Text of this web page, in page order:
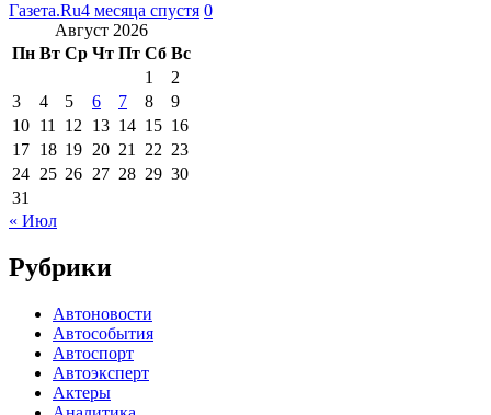
Газета.Ru4 месяца спустя 0
Август 2026
Пн Вт Ср Чт Пт Сб Вс
1
2
3
4 5 6 7 8
9
10 11 12 13 14 15 16
17 18 19 20 21 22 23
24 25 26 27 28 29 30
31
« Июл
Рубрики
Автоновости
Автособытия
Автоспорт
Автоэксперт
Актеры